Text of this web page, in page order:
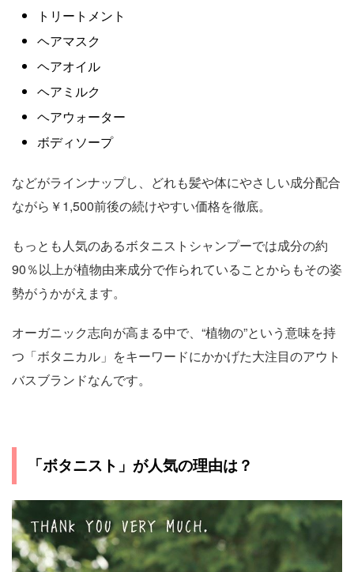
トリートメント
ヘアマスク
ヘアオイル
ヘアミルク
ヘアウォーター
ボディソープ
などがラインナップし、どれも髪や体にやさしい成分配合
ながら￥1,500前後の続けやすい価格を徹底。
もっとも人気のあるボタニストシャンプーでは成分の約
90％以上が植物由来成分で作られていることからもその姿
勢がうかがえます。
オーガニック志向が高まる中で、“植物の”という意味を持
つ「ボタニカル」をキーワードにかかげた大注目のアウト
バスブランドなんです。
「ボタニスト」が人気の理由は？